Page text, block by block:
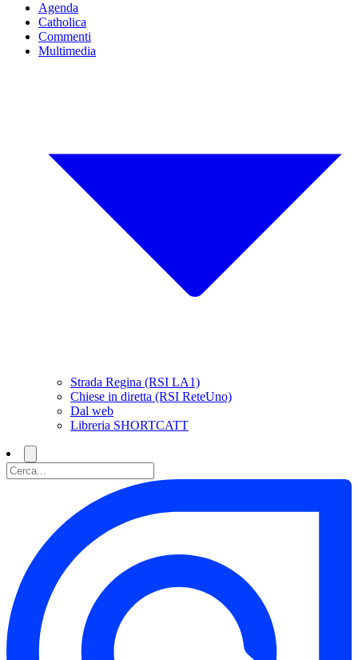
Agenda
Catholica
Commenti
Multimedia
Strada Regina (RSI LA1)
Chiese in diretta (RSI ReteUno)
Dal web
Libreria SHORTCATT